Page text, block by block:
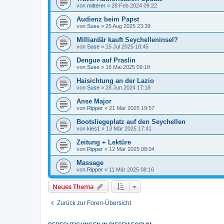
von mitterer » 28 Feb 2024 09:22
Audienz beim Papst
von Suse » 25 Aug 2025 23:39
Milliardär kauft Seychelleninsel?
von Suse » 15 Jul 2025 18:45
Dengue auf Praslin
von Suse » 16 Mai 2025 09:18
Haisichtung an der Lazio
von Suse » 28 Jun 2024 17:18
Anse Major
von Ripper » 21 Mär 2025 19:57
Bootsliegeplatz auf den Seychellen
von kies1 » 13 Mär 2025 17:41
Zeitung + Lektüre
von Ripper » 12 Mär 2025 08:04
Massage
von Ripper » 11 Mär 2025 08:16
Neues Thema
Zurück zur Foren-Übersicht